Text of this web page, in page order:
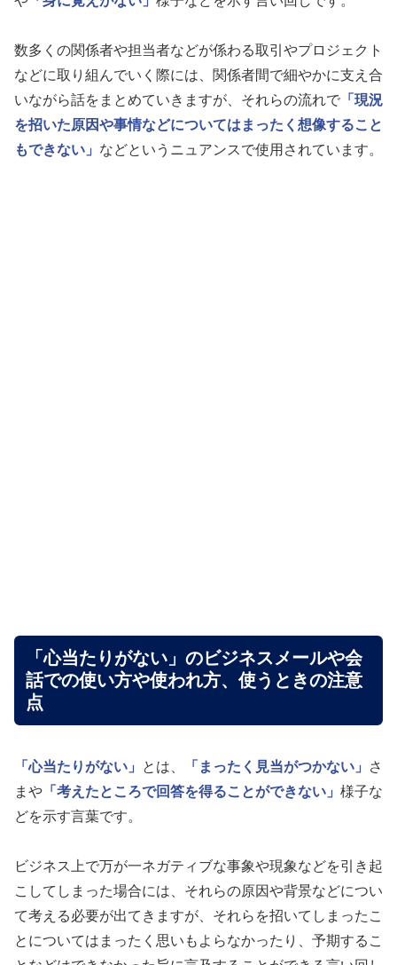
数多くの関係者や担当者などが係わる取引やプロジェクト
などに取り組んでいく際には、関係者間で細やかに支え合
いながら話をまとめていきますが、それらの流れで 「現況
を招いた原因や事情などについてはまったく想像すること
もできない」 などというニュアンスで使用されています。
「心当たりがない」のビジネスメールや会
話での使い方や使われ方、使うときの注意
点
「心当たりがない」 とは、 「まったく見当がつかない」
さ
まや 「考えたところで回答を得ることができない」 様子な
どを示す言葉です。
ビジネス上で万が一ネガティブな事象や現象などを引き起
こしてしまった場合には、それらの原因や背景などについ
て考える必要が出てきますが、それらを招いてしまったこ
とについてはまったく思いもよらなかったり、予期するこ